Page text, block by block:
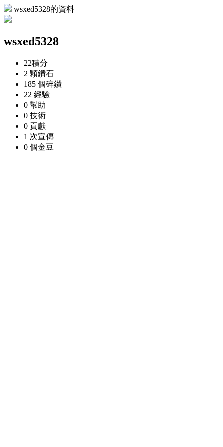
wsxed5328的資料
wsxed5328
22積分
2 顆鑽石
185 個碎鑽
22 經驗
0 幫助
0 技術
0 貢獻
1 次宣傳
0 個金豆